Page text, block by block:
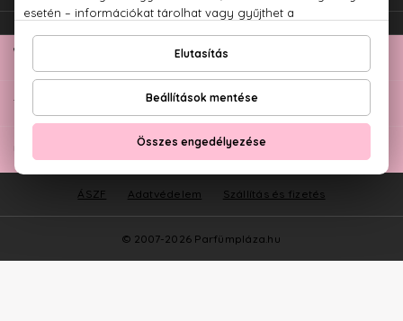
TOP KATEGÓRIÁK
© 2007-2026 Parfümpláza.hu
ÁSZF Adatvédelem Szállítás és fizetés